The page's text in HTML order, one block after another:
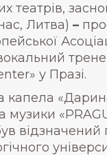
театрів,
Литва) –
у Празі.
капела